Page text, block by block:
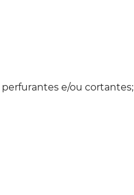
e/ou cortantes;